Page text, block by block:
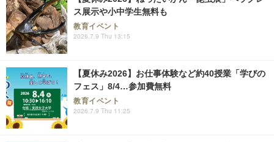
ス展示や小中学生無料も
教育イベント
2026.7.9 Thu 13:15
【夏休み2026】お仕事体験など約40授業「学びの
フェス」8/4…参加費無料
教育イベント
2026.7.9 Thu 11:25